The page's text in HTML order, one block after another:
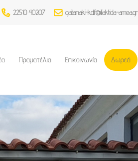
22510 40207 gaitanaki-kdif@iliaktida-amea.gr
Πραματέλια Επικοινωνία Δωρεά